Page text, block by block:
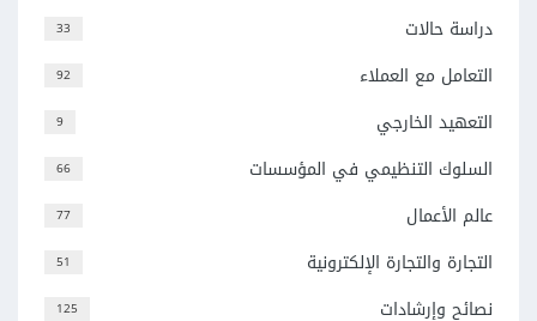
33 دراسة حالات
92 التعامل مع العملاء
9 التعهيد الخارجي
66 السلوك التنظيمي في المؤسسات
77 عالم الأعمال
51 التجارة والتجارة الإلكترونية
125 نصائح وإرشادات